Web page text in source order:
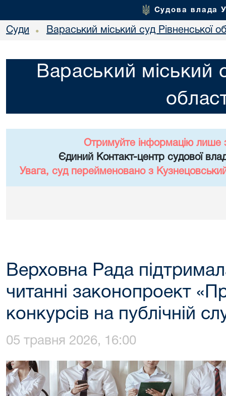
Судова влада
Суди • Вараський міський суд Рівненської
Вараський міський
Отримуйте інформацію лише
Єдиний Контакт-центр судової
Увага, суд перейменовано з Кузнецовський
Верховна Рада
читанні законопроект
конкурсів на публічній
05 травня 2026, 16:00